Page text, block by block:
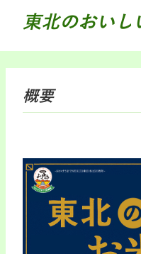
東北のおいし
概要